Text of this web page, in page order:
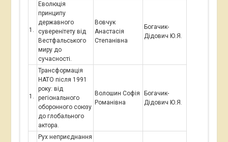
Еволюція
принципу
державного
суверенітету від
Вестфальського
миру до
сучасності.
Вовчук
Анастасія
Степанівна
Богачик-
Дідович Ю.Я.
Трансформація
НАТО після 1991
року: від
регіонального
оборонного союзу
до глобального
актора.
Волошин Софія
Романівна
Богачик-
Дідович Ю.Я.
Рух неприєднання